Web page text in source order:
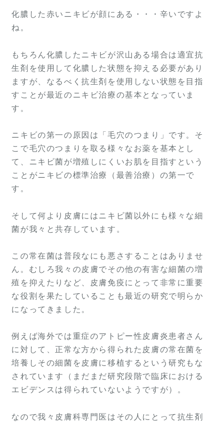
化膿した赤いニキビが顔にある・・・辛いですよ
ね。
もちろん化膿したニキビが沢山ある場合は適宜抗
生剤を使用して化膿した状態を抑える必要があり
ますが、なるべく抗生剤を使用しない状態を目指
すことが最近のニキビ治療の基本となっていま
す。
ニキビの第一の原因は「毛穴のつまり」です。そ
こで毛穴のつまりを取る様々なお薬を基本とし
て、ニキビ菌が増殖しにくいお肌を目指すという
ことがニキビの標準治療（最善治療）の第一で
す。
そして何より皮膚にはニキビ菌以外にも様々な細
菌が我々と共存しています。
この常在菌は普段なにも悪さすることはありませ
ん。むしろ我々の皮膚でその他の有害な細菌の増
殖を抑えたりなど、皮膚免疫にとって非常に重要
な役割を果たしていることも最近の研究で明らか
になってきました。
例えば海外では重症のアトピー性皮膚炎患者さん
に対して、正常な方から得られた皮膚の常在菌を
培養しその細菌を皮膚に移植するという研究もな
されています（まだまだ研究段階で臨床における
エビデンスは得られていないようですが）。
なので我々皮膚科専門医はその人にとって抗生剤